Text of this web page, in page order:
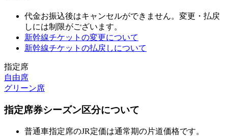
代金お振込後はキャンセルができません。変更・払戻
しには制限がございます。
新幹線チケットの変更について
新幹線チケットの払戻しについて
指定席
自由席
グリーン席
指定席券シーズン区分について
普通車指定席のJR定価は通常期の片道価格です。